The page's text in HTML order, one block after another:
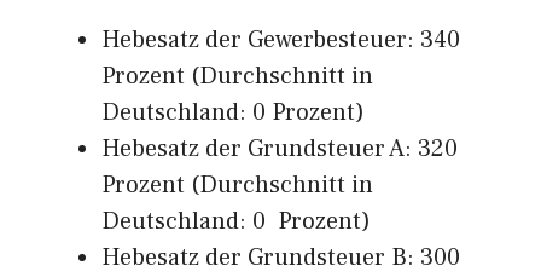
Hebesatz der Gewerbesteuer: 340
Prozent (Durchschnitt in
Deutschland: 0 Prozent)
Hebesatz der Grundsteuer A: 320
Prozent (Durchschnitt in
Deutschland: 0 Prozent)
Hebesatz der Grundsteuer B: 300